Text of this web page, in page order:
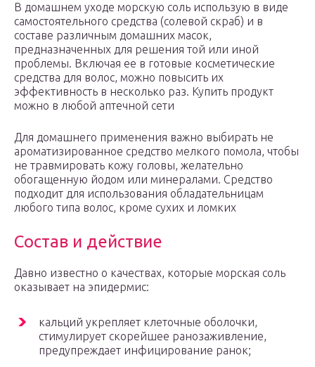
В домашнем уходе морскую соль использую в виде
самостоятельного средства (солевой скраб) и в
составе различным домашних масок,
предназначенных для решения той или иной
проблемы. Включая ее в готовые косметические
средства для волос, можно повысить их
эффективность в несколько раз. Купить продукт
можно в любой аптечной сети
Для домашнего применения важно выбирать не
ароматизированное средство мелкого помола, чтобы
не травмировать кожу головы, желательно
обогащенную йодом или минералами. Средство
подходит для использования обладательницам
любого типа волос, кроме сухих и ломких
Состав и действие
Давно известно о качествах, которые морская соль
оказывает на эпидермис:
кальций укрепляет клеточные оболочки,
стимулирует скорейшее ранозаживление,
предупреждает инфицирование ранок;